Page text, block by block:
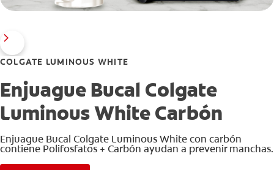
COLGATE LUMINOUS WHITE
Enjuague Bucal Colgate
Luminous White Carbón
Enjuague Bucal Colgate Luminous White con carbón
contiene Polifosfatos + Carbón ayudan a prevenir manchas.